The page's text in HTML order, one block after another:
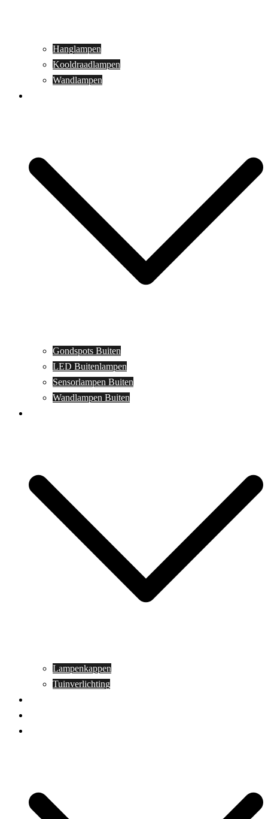
Hanglampen
Kooldraadlampen
Wandlampen
Gondspots Buiten
LED Buitenlampen
Sensorlampen Buiten
Wandlampen Buiten
Lampenkappen
Tuinverlichting